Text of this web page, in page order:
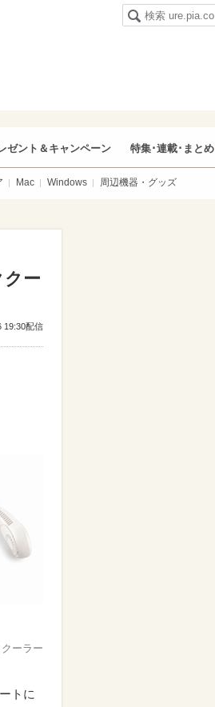
ゼント＆キャンペーン 特集･連載･まとめ
Mac Windows 周辺機器・グッズ
ー
19:30配信
ーラー
トに